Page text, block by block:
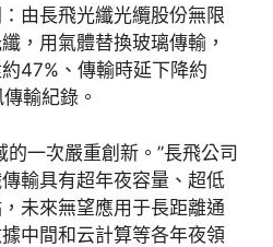
由長飛光纖光纜股份無限
，用氣體替換玻璃傳輸，
47%、傳輸時延下降約
輸紀錄。
的一次嚴重創新。”長飛公司
輸具有超年夜容量、超低
未來無望應用于長距離通
中間和云計算等各年夜領